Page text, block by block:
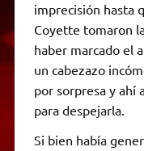
imprecisión hasta
Coyette tomaron
haber marcado el
un cabezazo
por sorpresa y ahí
para despejarla.
Si bien había